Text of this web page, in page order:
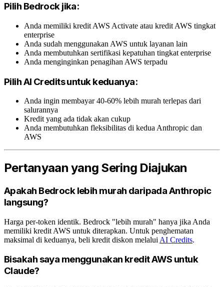
Pilih Bedrock jika:
Anda memiliki kredit AWS Activate atau kredit AWS tingkat
enterprise
Anda sudah menggunakan AWS untuk layanan lain
Anda membutuhkan sertifikasi kepatuhan tingkat enterprise
Anda menginginkan penagihan AWS terpadu
Pilih AI Credits untuk keduanya:
Anda ingin membayar 40-60% lebih murah terlepas dari
salurannya
Kredit yang ada tidak akan cukup
Anda membutuhkan fleksibilitas di kedua Anthropic dan
AWS
Pertanyaan yang Sering Diajukan
Apakah Bedrock lebih murah daripada Anthropic
langsung?
Harga per-token identik. Bedrock "lebih murah" hanya jika Anda
memiliki kredit AWS untuk diterapkan. Untuk penghematan
maksimal di keduanya, beli kredit diskon melalui AI Credits.
Bisakah saya menggunakan kredit AWS untuk
Claude?